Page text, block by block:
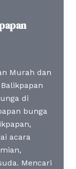
Murah dan
di
bunga
acara
Mencari